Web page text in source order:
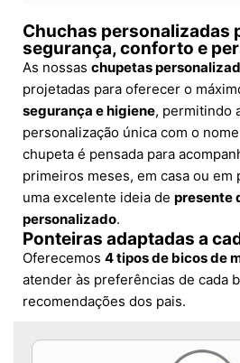
Chuchas personalizadas
segurança, conforto e
As nossas chupetas
projetadas para oferecer o
segurança e higiene, permitindo
personalização única com o
chupeta é pensada para
primeiros meses, em casa ou em
uma excelente ideia de presente
personalizado.
Ponteiras adaptadas a
Oferecemos 4 tipos de bicos de
atender às preferências de cada
recomendações dos pais.